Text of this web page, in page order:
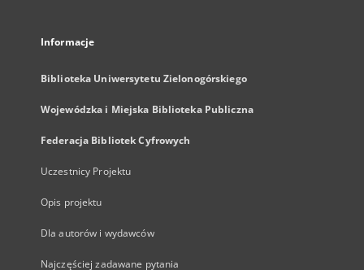
Informacje
Biblioteka Uniwersytetu Zielonogórskiego
Wojewódzka i Miejska Biblioteka Publiczna
Federacja Bibliotek Cyfrowych
Uczestnicy Projektu
Opis projektu
Dla autorów i wydawców
Najczęściej zadawane pytania